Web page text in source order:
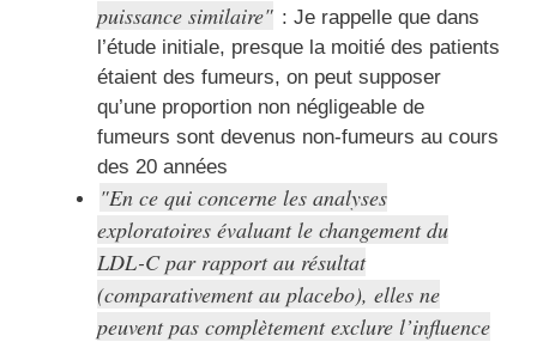
puissance similaire
: Je rappelle que dans
l’étude initiale, presque la moitié des patients
étaient des fumeurs, on peut supposer
qu’une proportion non négligeable de
fumeurs sont devenus non-fumeurs au cours
des 20 années
En ce qui concerne les analyses
exploratoires évaluant le changement du
LDL-C par rapport au résultat
(comparativement au placebo), elles ne
peuvent pas complètement exclure l’influence